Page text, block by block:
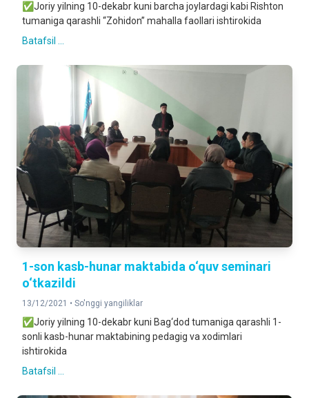
✅Joriy yilning 10-dekabr kuni barcha joylardagi kabi Rishton
tumaniga qarashli “Zohidon” mahalla faollari ishtirokida
Batafsil ...
1-son kasb-hunar maktabida o‘quv seminari
o‘tkazildi
13/12/2021 • So'nggi yangiliklar
✅Joriy yilning 10-dekabr kuni Bag‘dod tumaniga qarashli 1-
sonli kasb-hunar maktabining pedagig va xodimlari
ishtirokida
Batafsil ...